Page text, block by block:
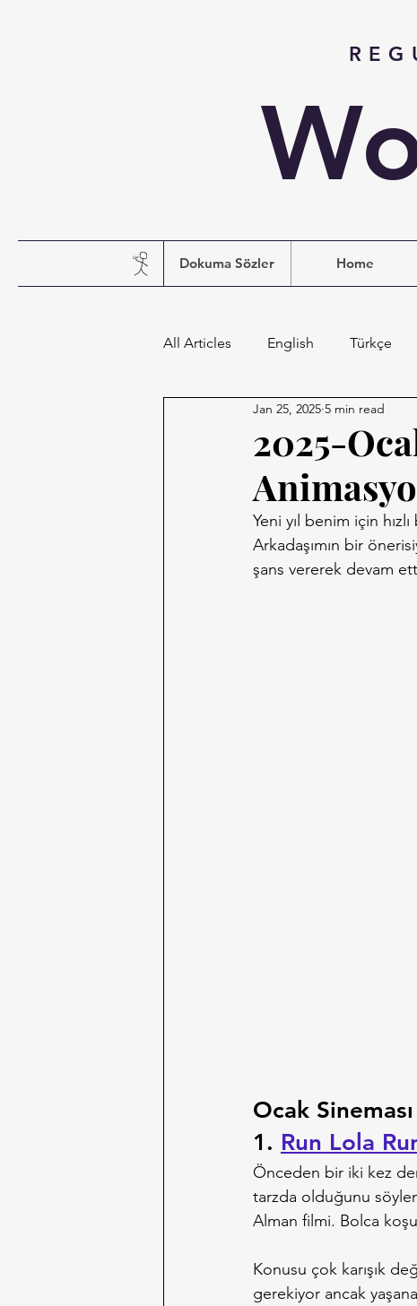
Dokuma Sözler Home
All Articles English Türkçe
2025-
Jan 25, 2025 5 min read
Yeni yıl benim için
Arkadaşımın bir
şans vererek devam
Ocak Sineması
1. Run Lola
Önceden bir iki kez
tarzda olduğunu
Alman filmi. Bolca
Konusu çok karışık
gerekiyor ancak